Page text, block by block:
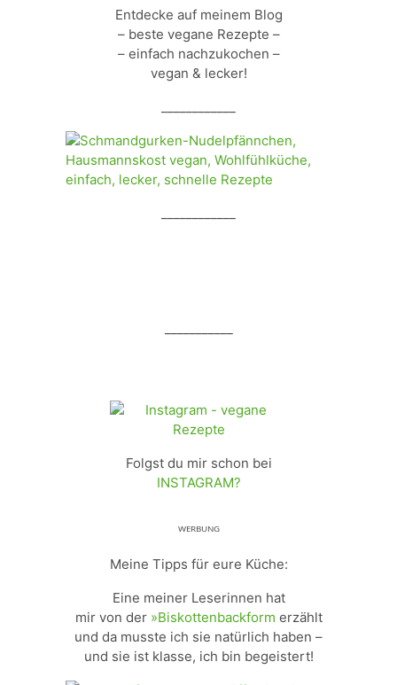
Entdecke auf meinem Blog
– beste vegane Rezepte –
– einfach nachzukochen –
vegan & lecker!
Folgst du mir schon bei
INSTAGRAM?
ᵂᴱᴿᴮᵁᴺᴳ
Meine Tipps für eure Küche:
Eine meiner Leserinnen hat
mir von der »Biskottenbackform erzählt
und da musste ich sie natürlich haben –
und sie ist klasse, ich bin begeistert!